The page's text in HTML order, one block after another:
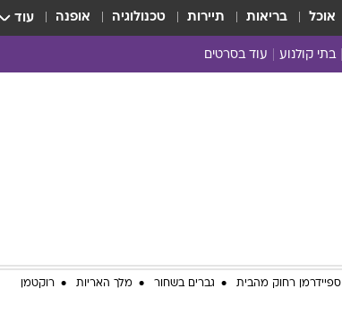
אוכל בריאות תיירות טכנולוגיה אופנה עוד
בתי קולנוע עוד בסרטים
ספיידרמן רחוק מהבית גברים בשחור מלך האריות רוקטמן